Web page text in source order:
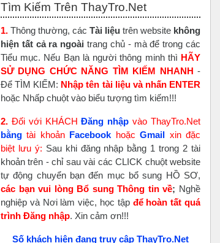
Tìm Kiếm Trên ThayTro.Net
1. Thông thường, các Tài liệu trên website không
hiện tất cả ra ngoài trang chủ - mà để trong các
Tiểu mục. Nếu Bạn là người thông minh thì HÃY
SỬ DỤNG CHỨC NĂNG TÌM KIẾM NHANH -
Để TÌM KIẾM: Nhập tên tài liệu và nhấn ENTER
hoặc Nhấp chuột vào biểu tượng tìm kiếm!!!
2. Đối với KHÁCHĐăng nhập vào ThayTro.Net
bằng tài khoản Facebook hoặcGmail xin đặc
biệt lưu ý: Sau khi đăng nhập bằng 1 trong 2 tài
khoản trên - chỉ sau vài các CLICK chuột website
tự động chuyển bạn đến mục bổ sung HỒ SƠ,
các bạn vui lòng Bổ sung Thông tin về; Nghề
nghiệp và Nơi làm việc, học tập để hoàn tấtquá
trình Đăng nhập. Xin cảm ơn!!!
Số khách hiện đang truy cập ThayTro.Net